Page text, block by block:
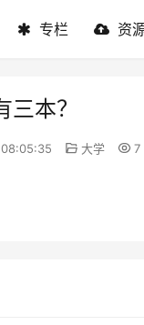
专栏 资
本？
大学 7